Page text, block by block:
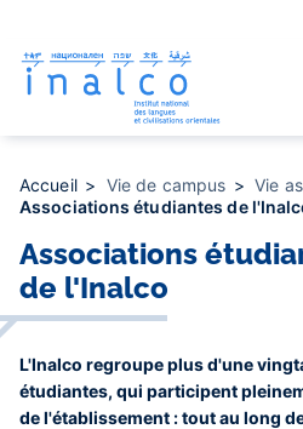
contenu
principal
Accueil Vie de campus
Vie
Associations étudiantes de
Associations
de l'Inalco
L'Inalco regroupe plus d'une
étudiantes, qui participent
de l'établissement : tout au long